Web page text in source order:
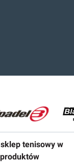
tenisowy w